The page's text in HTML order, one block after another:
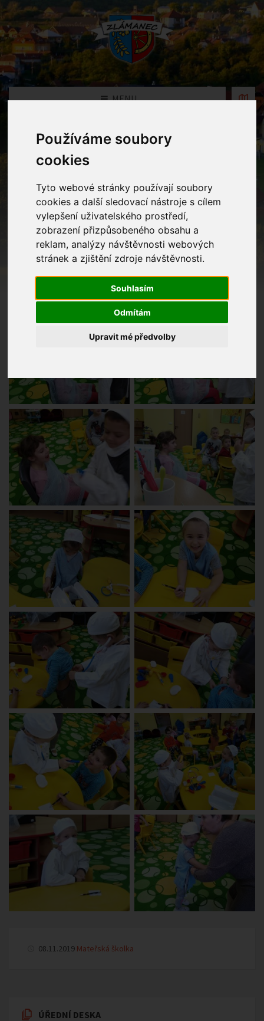
Používáme soubory
cookies
Tyto webové stránky používají soubory
cookies a další sledovací nástroje s cílem
vylepšení uživatelského prostředí,
zobrazení přizpůsobeného obsahu a
reklam, analýzy návštěvnosti webových
stránek a zjištění zdroje návštěvnosti.
Souhlasím
Odmítám
Upravit mé předvolby
MENU
Fotogalerie
08.11.2019 Mateřská školka
ÚŘEDNÍ DESKA